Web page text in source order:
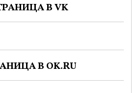
В VK
В OK.RU